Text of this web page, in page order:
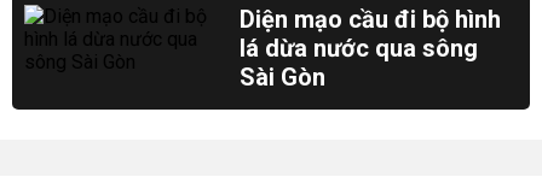
Diện mạo cầu đi bộ hình
lá dừa nước qua sông
Sài Gòn